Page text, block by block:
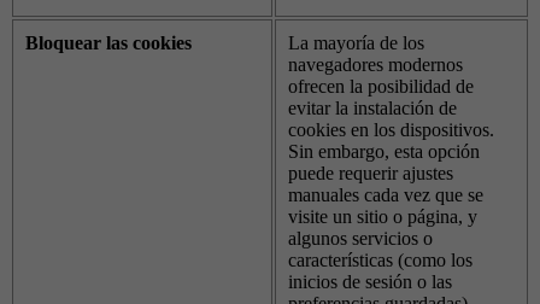
Bloquear las cookies
La mayoría de los
navegadores modernos
ofrecen la posibilidad de
evitar la instalación de
cookies en los dispositivos.
Sin embargo, esta opción
puede requerir ajustes
manuales cada vez que se
visite un sitio o página, y
algunos servicios o
características (como los
inicios de sesión o las